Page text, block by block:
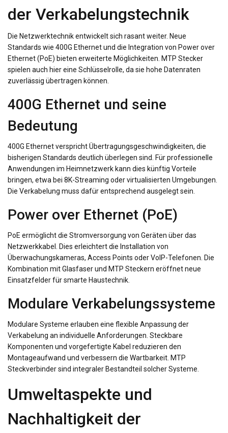
der Verkabelungstechnik
Die Netzwerktechnik entwickelt sich rasant weiter. Neue
Standards wie 400G Ethernet und die Integration von Power over
Ethernet (PoE) bieten erweiterte Möglichkeiten. MTP Stecker
spielen auch hier eine Schlüsselrolle, da sie hohe Datenraten
zuverlässig übertragen können.
400G Ethernet und seine
Bedeutung
400G Ethernet verspricht Übertragungsgeschwindigkeiten, die
bisherigen Standards deutlich überlegen sind. Für professionelle
Anwendungen im Heimnetzwerk kann dies künftig Vorteile
bringen, etwa bei 8K-Streaming oder virtualisierten Umgebungen.
Die Verkabelung muss dafür entsprechend ausgelegt sein.
Power over Ethernet (PoE)
PoE ermöglicht die Stromversorgung von Geräten über das
Netzwerkkabel. Dies erleichtert die Installation von
Überwachungskameras, Access Points oder VoIP-Telefonen. Die
Kombination mit Glasfaser und MTP Steckern eröffnet neue
Einsatzfelder für smarte Haustechnik.
Modulare Verkabelungssysteme
Modulare Systeme erlauben eine flexible Anpassung der
Verkabelung an individuelle Anforderungen. Steckbare
Komponenten und vorgefertigte Kabel reduzieren den
Montageaufwand und verbessern die Wartbarkeit. MTP
Steckverbinder sind integraler Bestandteil solcher Systeme.
Umweltaspekte und
Nachhaltigkeit der